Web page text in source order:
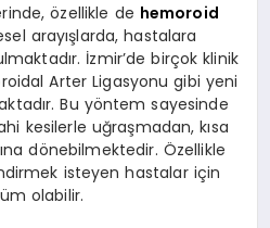
özellikle de hemoroid
arayışlarda, hastalara
İzmir’de birçok klinik
Arter Ligasyonu gibi yeni
Bu yöntem sayesinde
kesilerle uğraşmadan, kısa
dönebilmektedir. Özellikle
isteyen hastalar için
olabilir.